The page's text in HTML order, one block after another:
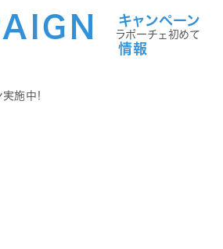
キャンペーン
情報
ラポーチェ初めて
施中！